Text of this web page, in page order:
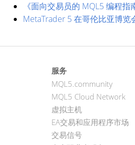
《面向交易员的 MQL5 编程
MetaTrader 5 在哥伦比亚博
服务
MQL5.community
MQL5 Cloud Network
虚拟主机
EA交易和应用程序市场
交易信号